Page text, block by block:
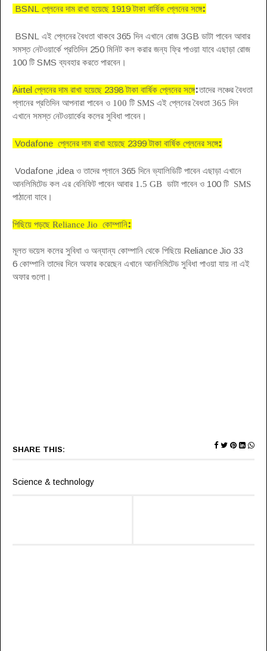
BSNL প্লেনের দাম রাখা হয়েছে 1919 টাকা বার্ষিক প্লেনের সঙ্গে:
BSNL এই প্লেনের বৈধতা থাকবে 365 দিন এখানে রোজ 3GB ডাটা পাবেন আবার
সমস্ত নেটওয়ার্কে প্রতিদিন 250 মিনিট কল করার জন্য ফ্রি পাওয়া যাবে এছাড়া রোজ
100 টি SMS ব্যবহার করতে পারবেন ।
Airtel প্লেনের দাম রাখা হয়েছে 2398 টাকা বার্ষিক প্লেনের সঙ্গে:তাদের লঞ্চের বৈধতা
প্লানের প্রতিদিন আপনারা পাবেন ও 100 টি SMS এই প্লেনের বৈধতা 365 দিন
এখানে সমস্ত নেটওয়ার্কের কলের সুবিধা পাবেন ।
Vodafone প্লেনের দাম রাখা হয়েছে 2399 টাকা বার্ষিক প্লেনের সঙ্গে:
Vodafone ,idea ও তাদের প্লানে 365 দিনে ভ্যালিডিটি পাবেন এছাড়া এখানে
আনলিমিটেড কল এর বেনিফিট পাবেন আবার 1.5 GB ডাটা পাবেন ও 100 টি SMS
পাঠানো যাবে ।
পিছিয়ে পড়ছে Reliance Jio কোম্পানি:
মূলত ভয়েস কলের সুবিধা ও অন্যান্য কোম্পানি থেকে পিছিয়ে Reliance Jio 33
6 কোম্পানি তাদের দিনে অফার করেছেন এখানে আনলিমিটেড সুবিধা পাওয়া যায় না এই
অফার গুলো ।
SHARE THIS:
Science & technology